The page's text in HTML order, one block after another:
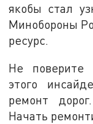
якобы стал
Минобороны
ресурс.
Не поверите
этого
ремонт
Начать